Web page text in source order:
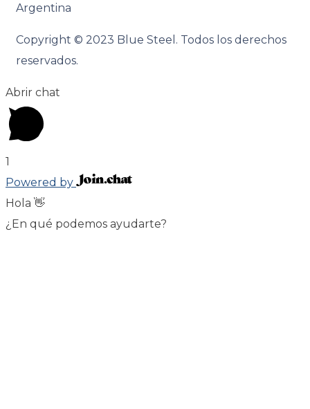
Argentina
Copyright © 2023 Blue Steel. Todos los derechos
reservados.
Abrir chat
1
Powered by
Hola 👋
¿En qué podemos ayudarte?